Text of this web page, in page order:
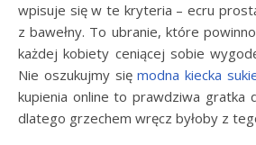
wpisuje się w te kryteria – ecru
z bawełny. To ubranie, które
każdej kobiety ceniącej sobie
Nie oszukujmy sięmodna kiecka
kupienia online to prawdziwa gratka
dlatego grzechem wręcz byłoby z